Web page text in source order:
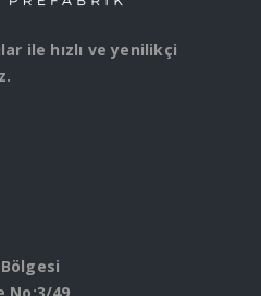
ile hızlı ve yenilikçi